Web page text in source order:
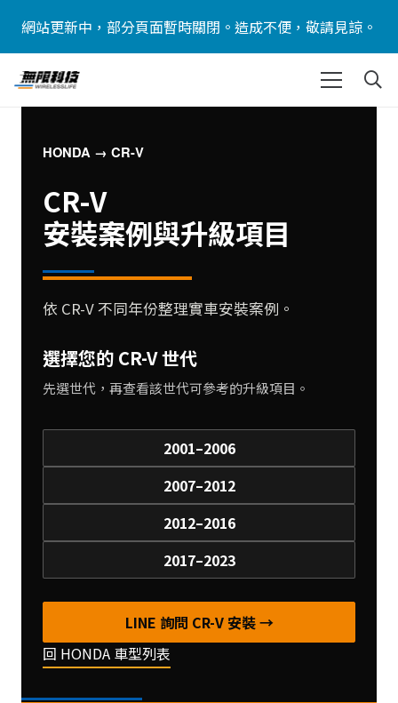
網站更新中，部分頁面暫時關閉。造成不便，敬請見諒。
HONDA → CR-V
CR-V
安裝案例與升級項目
依 CR-V 不同年份整理實車安裝案例。
選擇您的 CR-V 世代
先選世代，再查看該世代可參考的升級項目。
2001–2006
2007–2012
2012–2016
2017–2023
LINE 詢問 CR-V 安裝 →
回 HONDA 車型列表